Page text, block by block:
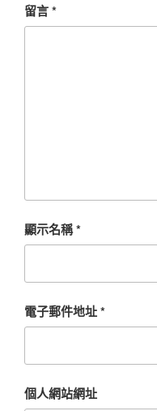
留言*
顯示名稱*
電子郵件地址*
個人網站網址